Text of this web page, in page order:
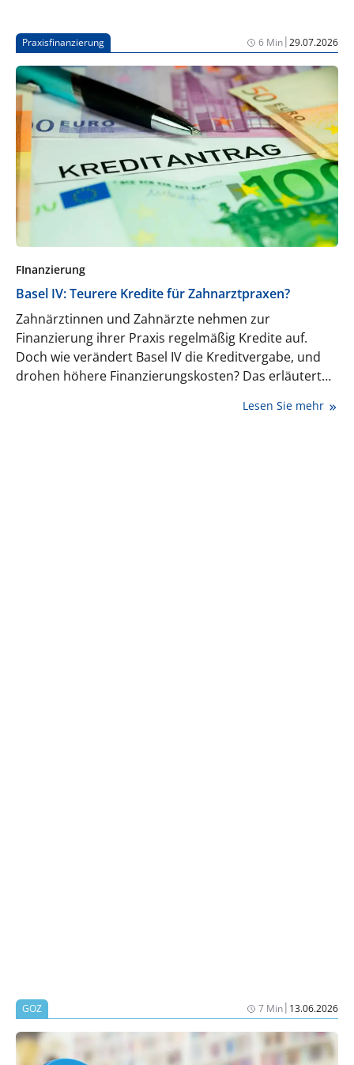
Praxisfinanzierung 6 Min|29.07.2026
FInanzierung
Basel IV: Teurere Kredite für Zahnarztpraxen?
Zahnärztinnen und Zahnärzte nehmen zur
Finanzierung ihrer Praxis regelmäßig Kredite auf.
Doch wie verändert Basel IV die Kreditvergabe, und
drohen höhere Finanzierungskosten? Das erläutert
Steuerrecht sowie Fachanwalt für Bank- undLesen Sie mehr
GOZ 7 Min| 13.06.2026